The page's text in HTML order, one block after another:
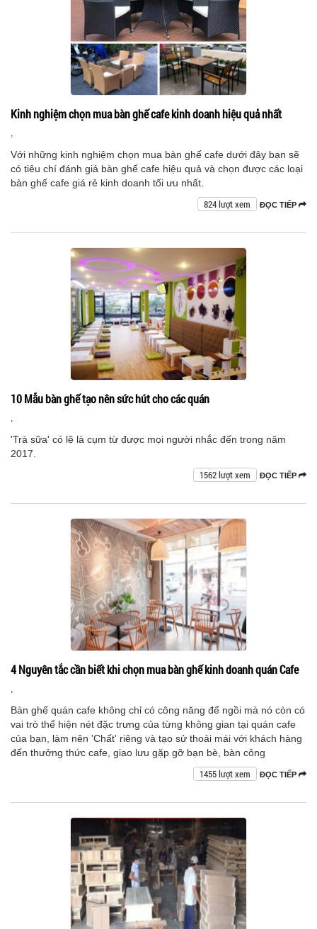
Kinh nghiệm chọn mua bàn ghế cafe kinh doanh hiệu quả nhất
,
Với những kinh nghiệm chọn mua bàn ghế cafe dưới đây bạn sẽ
có tiêu chí đánh giá bàn ghế cafe hiệu quả và chọn được các loại
bàn ghế cafe giá rẻ kinh doanh tối ưu nhất.
ĐỌC TIẾP
824 lượt xem
10 Mẫu bàn ghế tạo nên sức hút cho các quán
,
'Trà sữa' có lẽ là cụm từ được mọi người nhắc đến trong năm
2017.
ĐỌC TIẾP
1562 lượt xem
4 Nguyên tắc cần biết khi chọn mua bàn ghế kinh doanh quán Cafe
,
Bàn ghế quán cafe không chỉ có công năng để ngồi mà nó còn có
vai trò thể hiện nét đặc trưng của từng không gian tại quán cafe
của bạn, làm nên 'Chất' riêng và tạo sử thoải mái với khách hàng
đến thưởng thức cafe, giao lưu gặp gỡ bạn bè, bàn công
ĐỌC TIẾP
1455 lượt xem